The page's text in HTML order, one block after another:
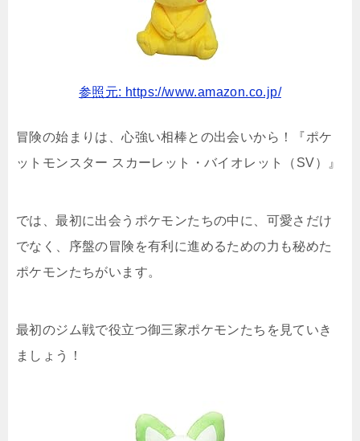
参照元: https://www.amazon.co.jp/
冒険の始まりは、心強い相棒との出会いから！『ポケ
ットモンスター スカーレット・バイオレット（SV）』
では、最初に出会うポケモンたちの中に、可愛さだけ
でなく、序盤の冒険を有利に進めるための力も秘めた
ポケモンたちがいます。
最初のジム戦で役立つ御三家ポケモンたちを見ていき
ましょう！